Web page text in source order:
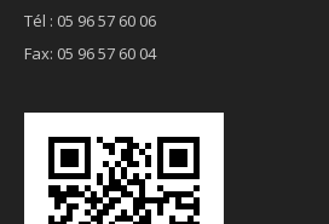
Tél : 05 96 57 60 06
Fax: 05 96 57 60 04